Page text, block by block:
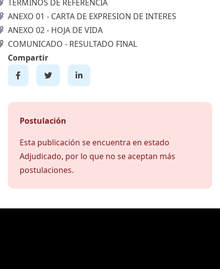
TERMINOS DE REFERENCIA
ANEXO 01 - CARTA DE EXPRESION DE INTERES
ANEXO 02 - HOJA DE VIDA
COMUNICADO - RESULTADO FINAL
Compartir
Postulación
Esta publicación se encuentra en estado
Adjudicado, por lo que no se aceptan más
postulaciones.